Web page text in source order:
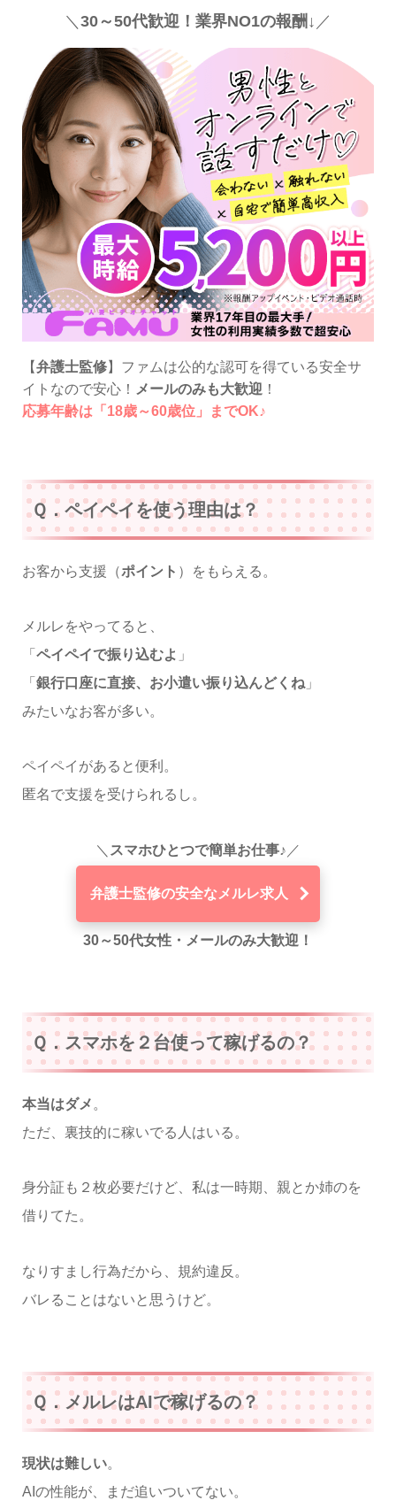
＼ 30～50代歓迎！業界NO1の報酬↓ ／
【弁護士監修】ファムは公的な認可を得ている安全サ
イトなので安心！ メールのみも大歓迎 ！
応募年齢は「18歳～60歳位」までOK♪
Ｑ．ペイペイを使う理由は？
お客から支援（ポイント ）をもらえる。
メルレをやってると、
「 ペイペイで振り込むよ 」
「 銀行口座に直接、お小遣い振り込んどくね」
みたいなお客が多い。
ペイペイがあると便利。
匿名で支援を受けられるし。
＼ スマホひとつで簡単お仕事♪ ／
弁護士監修の安全なメルレ求人
30～50代女性・メールのみ大歓迎！
Ｑ．スマホを２台使って稼げるの？
本当はダメ 。
ただ、裏技的に稼いでる人はいる。
身分証も２枚必要だけど、私は一時期、親とか姉のを
借りてた。
なりすまし行為だから、規約違反。
バレることはないと思うけど。
Ｑ．メルレはAIで稼げるの？
現状は難しい。
AIの性能が、まだ追いついてない。